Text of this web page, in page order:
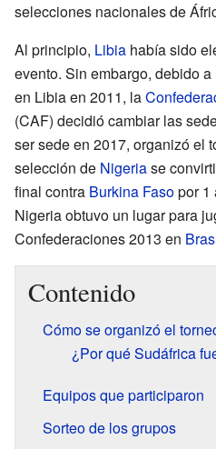
selecciones nacionales de
Al principio, Libia había sido
evento. Sin embargo, debido
en Libia en 2011, la
(CAF) decidió cambiar las
ser sede en 2017, organizó el
selección de Nigeriase
final contra Burkina Fasopor 1
Nigeria obtuvo un lugar para
Confederaciones 2013 en
Contenido
Cómo se organizó el
¿Por qué Sudáfrica
Equipos que participaron
Sorteo de los grupos